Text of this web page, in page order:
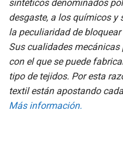
sintéticos denominados
desgaste, a los químicos y
la peculiaridad de
Sus cualidades
con el que se puede
tipo de tejidos. Por esta
textil están apostando
Más información.